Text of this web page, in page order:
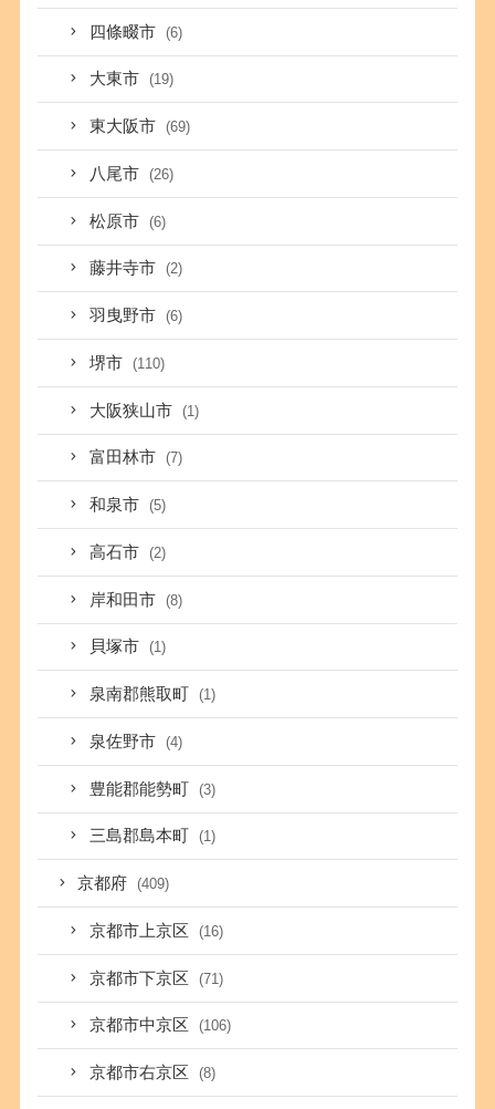
四條畷市 (6)
大東市 (19)
東大阪市 (69)
八尾市 (26)
松原市 (6)
藤井寺市 (2)
羽曳野市 (6)
堺市 (110)
大阪狭山市 (1)
富田林市 (7)
和泉市 (5)
高石市 (2)
岸和田市 (8)
貝塚市 (1)
泉南郡熊取町 (1)
泉佐野市 (4)
豊能郡能勢町 (3)
三島郡島本町 (1)
京都府 (409)
京都市上京区 (16)
京都市下京区 (71)
京都市中京区 (106)
京都市右京区 (8)